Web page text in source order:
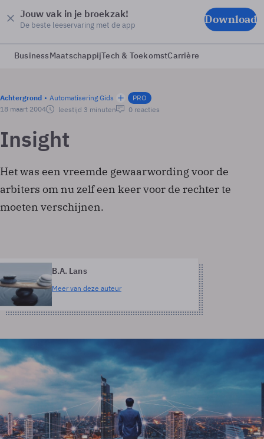
Jouw vak in je broekzak!
De beste leeservaring met de app Download
BusinessMaatschappijTech & ToekomstCarrière
Achtergrond Automatisering Gids
PRO
18 maart 2004
leestijd 3 minuten 0 reacties
Insight
Het was een vreemde gewaarwording voor de
arbiters om nu zelf een keer voor de rechter te
moeten verschijnen.
B.A. Lans
Meer van deze auteur